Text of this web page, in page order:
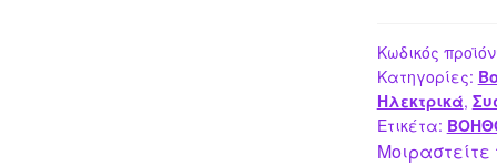
Κωδικός
Κατηγορίες:
Ηλεκτρικά,
Ετικέτα:
Μοιραστείτε